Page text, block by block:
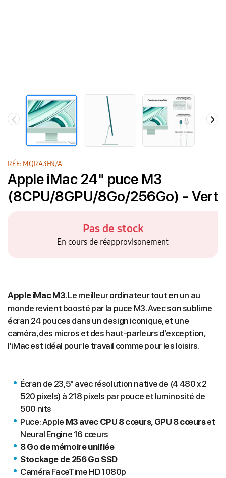
RÉF: MQRA3FN/A
Apple iMac 24" puce M3
(8CPU/8GPU/8Go/256Go) - Vert
Pas de stock
En cours de réapprovisonement
Apple iMac M3. Le meilleur ordinateur tout en un au
monde revient boosté par la puce M3. Avec son sublime
écran 24 pouces dans un design iconique, et une
caméra, des micros et des haut-parleurs d'exception,
l'iMac est idéal pour le travail comme pour les loisirs.
Écran de 23,5" avec résolution native de (4 480 x 2
520 pixels) à 218 pixels par pouce et luminosité de
500 nits
Puce: Apple M3 avec CPU 8 cœurs, GPU 8 cœurset
Neural Engine 16 cœurs
8 Go de mémoire unifiée
Stockage de 256 Go SSD
Caméra FaceTime HD 1080p